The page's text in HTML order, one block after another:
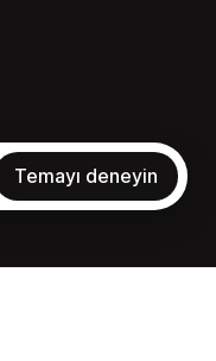
Temayı deneyin